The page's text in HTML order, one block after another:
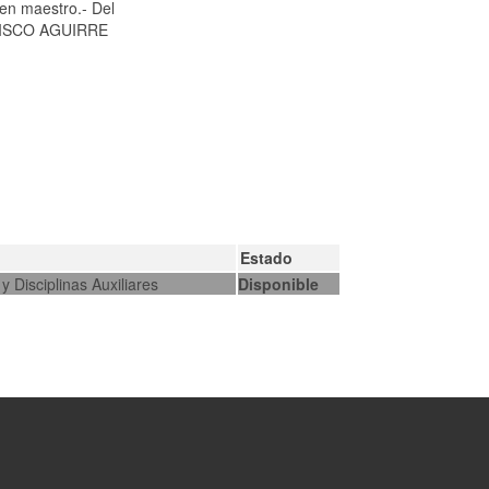
maestro.- Del
AGUIRRE
Estado
Disciplinas Auxiliares
Disponible